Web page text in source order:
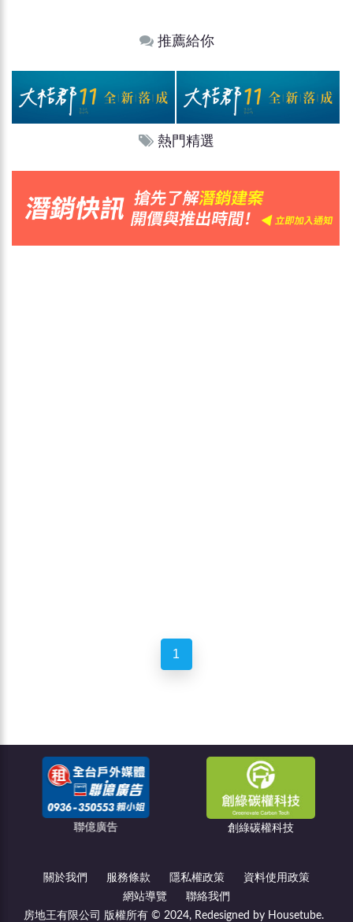
推薦給你
熱門精選
1
聯億廣告 創綠碳權科技
關於我們 服務條款 隱私權政策
資料使用政策
網站導覽
聯絡我們
房地王有限公司 版權所有 © 2024, Redesigned by Housetube.